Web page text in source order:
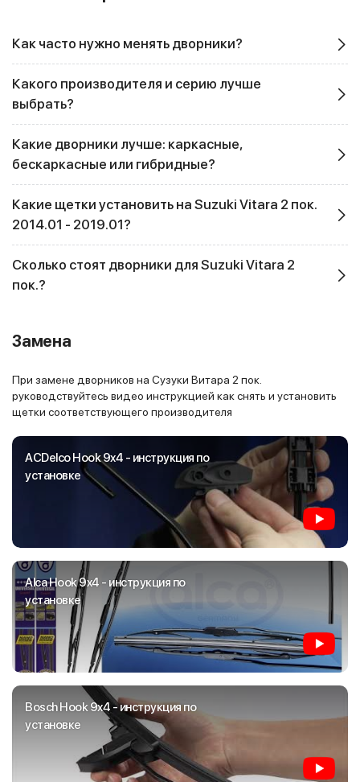
Как часто нужно менять дворники?
Какого производителя и серию лучше
выбрать?
Какие дворники лучше: каркасные,
бескаркасные или гибридные?
Какие щетки установить на Suzuki Vitara 2 пок.
2014.01 - 2019.01?
Сколько стоят дворники для Suzuki Vitara 2
пок.?
Замена
При замене дворников на Сузуки Витара 2 пок.
руководствуйтесь видео инструкцией как снять и установить
щетки соответствующего производителя
ACDelco Hook 9x4 - инструкция по
установке
Alca Hook 9x4 - инструкция по
установке
Bosch Hook 9x4 - инструкция по
установке